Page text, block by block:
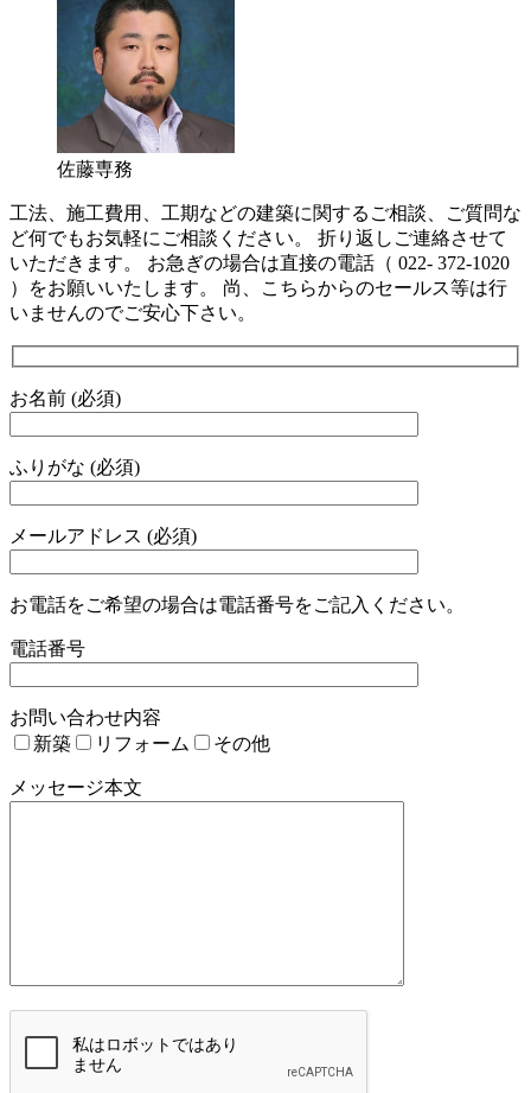
佐藤専務
工法、施工費用、工期などの建築に関するご相談、ご質問な
ど何でもお気軽にご相談ください。 折り返しご連絡させて
いただきます。 お急ぎの場合は直接の電話（ 022- 372-1020
）をお願いいたします。 尚、こちらからのセールス等は行
いませんのでご安心下さい。
お名前 (必須)
ふりがな (必須)
メールアドレス (必須)
お電話をご希望の場合は電話番号をご記入ください。
電話番号
お問い合わせ内容
新築
リフォーム その他
メッセージ本文